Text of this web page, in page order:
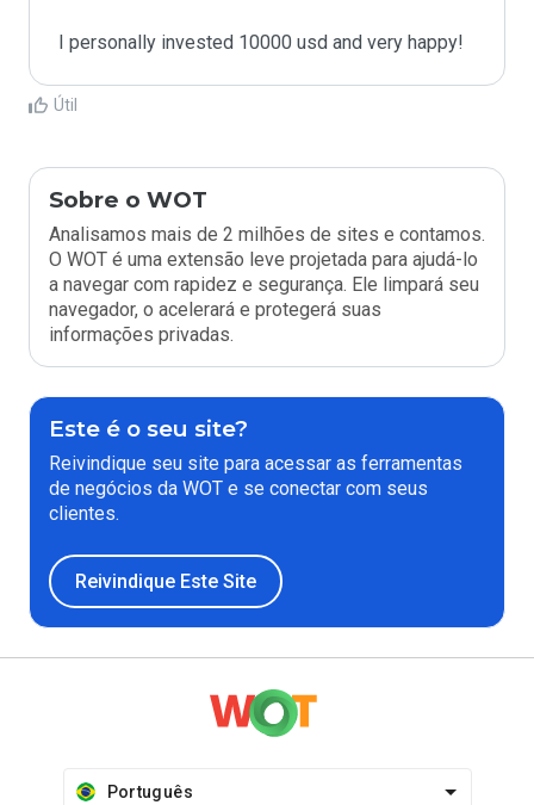
I personally invested 10000 usd and very happy!
Útil
Sobre o WOT
Analisamos mais de 2 milhões de sites e contamos.
O WOT é uma extensão leve projetada para ajudá-lo
a navegar com rapidez e segurança. Ele limpará seu
navegador, o acelerará e protegerá suas
informações privadas.
Este é o seu site?
Reivindique seu site para acessar as ferramentas
de negócios da WOT e se conectar com seus
clientes.
Reivindique Este Site
Português